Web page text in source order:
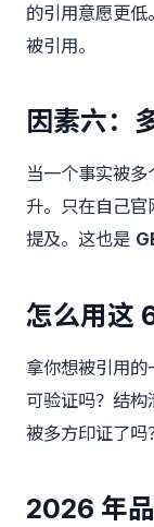
的引用意愿更
被引用。
因素六：
当一个事实被
升。只在自己
提及。这也是
怎么用这
拿你想被引用
可验证吗？结构
被多方印证了吗
2026 年